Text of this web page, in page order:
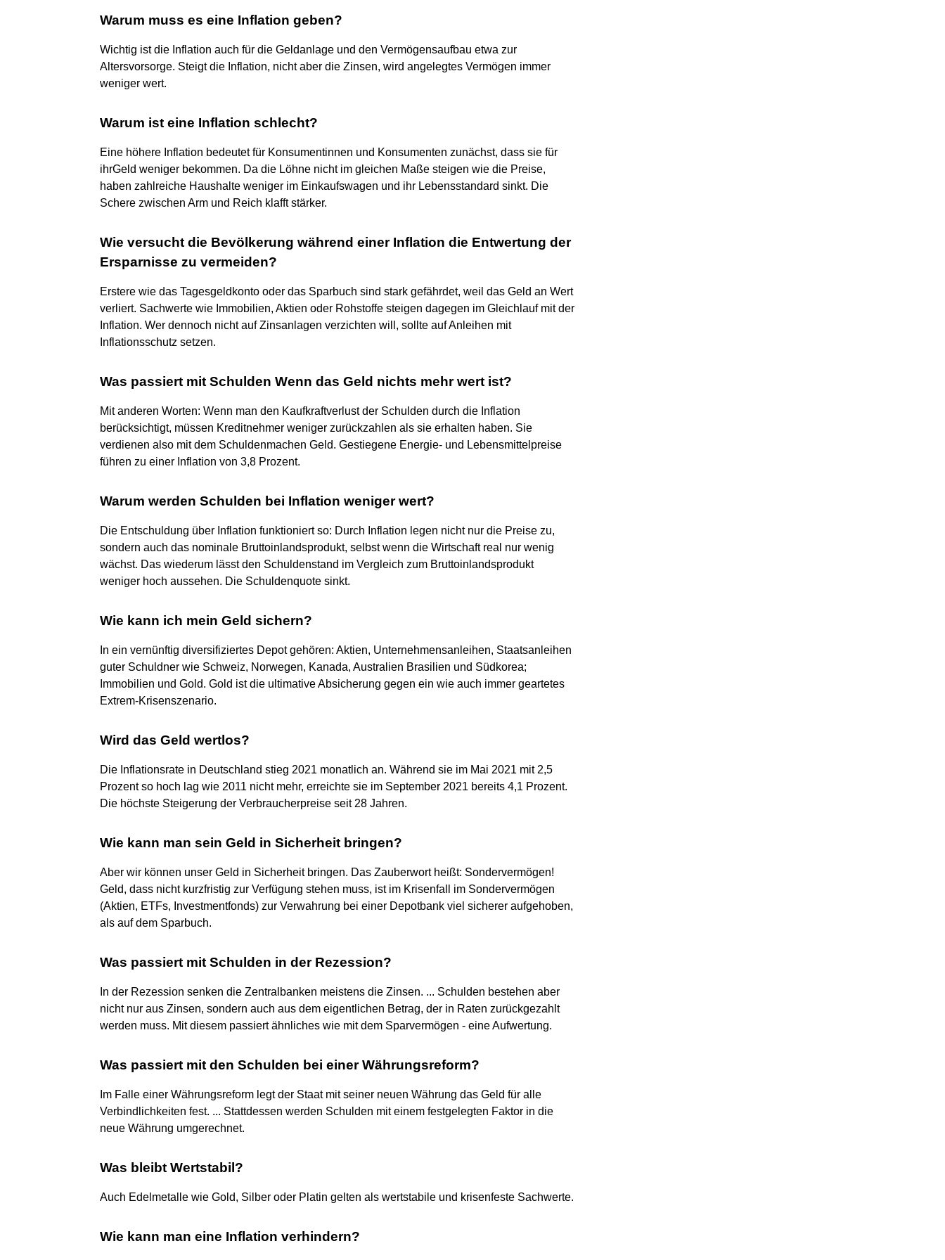
Warum muss es eine Inflation geben?
Wichtig ist die Inflation auch für die Geldanlage und den Vermögensaufbau etwa zur
Altersvorsorge. Steigt die Inflation, nicht aber die Zinsen, wird angelegtes Vermögen immer
weniger wert.
Warum ist eine Inflation schlecht?
Eine höhere Inflation bedeutet für Konsumentinnen und Konsumenten zunächst, dass sie für
ihrGeld weniger bekommen. Da die Löhne nicht im gleichen Maße steigen wie die Preise,
haben zahlreiche Haushalte weniger im Einkaufswagen und ihr Lebensstandard sinkt. Die
Schere zwischen Arm und Reich klafft stärker.
Wie versucht die Bevölkerung während einer Inflation die Entwertung der
Ersparnisse zu vermeiden?
Erstere wie das Tagesgeldkonto oder das Sparbuch sind stark gefährdet, weil das Geld an Wert
verliert. Sachwerte wie Immobilien, Aktien oder Rohstoffe steigen dagegen im Gleichlauf mit der
Inflation. Wer dennoch nicht auf Zinsanlagen verzichten will, sollte auf Anleihen mit
Inflationsschutz setzen.
Was passiert mit Schulden Wenn das Geld nichts mehr wert ist?
Mit anderen Worten: Wenn man den Kaufkraftverlust der Schulden durch die Inflation
berücksichtigt, müssen Kreditnehmer weniger zurückzahlen als sie erhalten haben. Sie
verdienen also mit dem Schuldenmachen Geld. Gestiegene Energie- und Lebensmittelpreise
führen zu einer Inflation von 3,8 Prozent.
Warum werden Schulden bei Inflation weniger wert?
Die Entschuldung über Inflation funktioniert so: Durch Inflation legen nicht nur die Preise zu,
sondern auch das nominale Bruttoinlandsprodukt, selbst wenn die Wirtschaft real nur wenig
wächst. Das wiederum lässt den Schuldenstand im Vergleich zum Bruttoinlandsprodukt
weniger hoch aussehen. Die Schuldenquote sinkt.
Wie kann ich mein Geld sichern?
In ein vernünftig diversifiziertes Depot gehören: Aktien, Unternehmensanleihen, Staatsanleihen
guter Schuldner wie Schweiz, Norwegen, Kanada, Australien Brasilien und Südkorea;
Immobilien und Gold. Gold ist die ultimative Absicherung gegen ein wie auch immer geartetes
Extrem-Krisenszenario.
Wird das Geld wertlos?
Die Inflationsrate in Deutschland stieg 2021 monatlich an. Während sie im Mai 2021 mit 2,5
Prozent so hoch lag wie 2011 nicht mehr, erreichte sie im September 2021 bereits 4,1 Prozent.
Die höchste Steigerung der Verbraucherpreise seit 28 Jahren.
Wie kann man sein Geld in Sicherheit bringen?
Aber wir können unser Geld in Sicherheit bringen. Das Zauberwort heißt: Sondervermögen!
Geld, dass nicht kurzfristig zur Verfügung stehen muss, ist im Krisenfall im Sondervermögen
(Aktien, ETFs, Investmentfonds) zur Verwahrung bei einer Depotbank viel sicherer aufgehoben,
als auf dem Sparbuch.
Was passiert mit Schulden in der Rezession?
In der Rezession senken die Zentralbanken meistens die Zinsen. ... Schulden bestehen aber
nicht nur aus Zinsen, sondern auch aus dem eigentlichen Betrag, der in Raten zurückgezahlt
werden muss. Mit diesem passiert ähnliches wie mit dem Sparvermögen - eine Aufwertung.
Was passiert mit den Schulden bei einer Währungsreform?
Im Falle einer Währungsreform legt der Staat mit seiner neuen Währung das Geld für alle
Verbindlichkeiten fest. ... Stattdessen werden Schulden mit einem festgelegten Faktor in die
neue Währung umgerechnet.
Was bleibt Wertstabil?
Auch Edelmetalle wie Gold, Silber oder Platin gelten als wertstabile und krisenfeste Sachwerte.
Wie kann man eine Inflation verhindern?